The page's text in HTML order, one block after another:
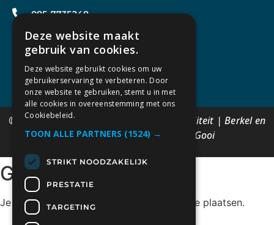
085-7735248
hetgooi@groenenmobiliteit.nl
© Copyright 2012 – 2024 | Groenen Mobiliteit | Berkel en
Rodenrijs | Bollenstreek | Het Gooi
Geef een reactie
Je moet ingelogd zijn op om een reactie te plaatsen.
Deze website maakt
gebruik van cookies.
Deze website gebruikt cookies om uw
gebruikerservaring te verbeteren. Door
onze website te gebruiken, stemt u in met
alle cookies in overeenstemming met ons
Cookiebeleid.
TOON ALLE PARTNERS (1524) →
STRIKT NOODZAKELIJK
PRESTATIE
TARGETING